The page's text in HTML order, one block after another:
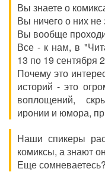
Вы знаете о
Вы ничего о них не
Вы вообще
Все - к нам, в
13 по 19 сентября
Почему это
историй - это
воплощений,
иронии и юмора,
Наши спикеры
комиксы, а знают
Еще